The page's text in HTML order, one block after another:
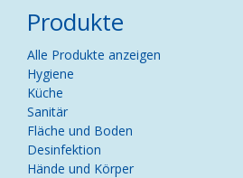
Produkte
Navigation
überspringen
Alle Produkte anzeigen
Hygiene
Küche
Sanitär
Fläche und Boden
Desinfektion
Hände und Körper